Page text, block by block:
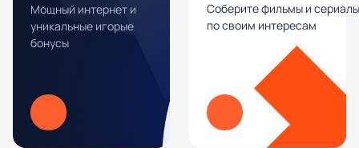
Мощный интернет и
уникальные игорые
бонусы
Соберите фильмы и сериалы
по своим интересам